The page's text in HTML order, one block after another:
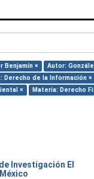
Benjamín × Autor:
Derecho de la Información ×
× Materia: Derecho
Investigación El